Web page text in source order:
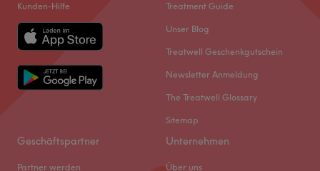
Kunden-Hilfe Treatment Guide
Unser Blog
Treatwell Geschenkgutschein
Newsletter Anmeldung
The Treatwell Glossary
Sitemap
Geschäftspartner
Partner werden
Unternehmen
Über uns